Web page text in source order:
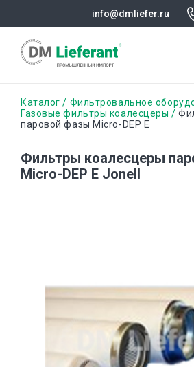
основному
info@dmliefer.ru
Строка
навигации
Каталог Фильтровальное
Газовые фильтры коалесцеры
паровой фазы Micro-DEP E
Фильтры коалесцеры
Micro-DEP E Jonell